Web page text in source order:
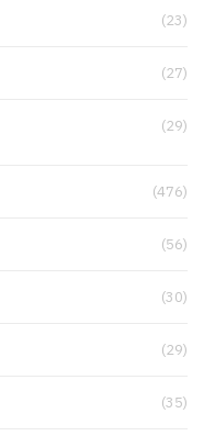
(23)
(27)
(29)
(476)
(56)
(30)
(29)
(35)